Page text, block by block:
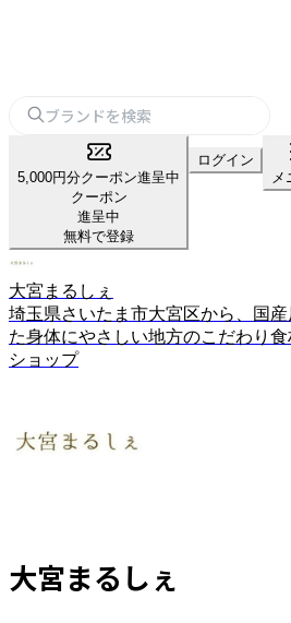
5,000円分クーポン進呈中
クーポン
進呈中
無料で登録
ログイン
メ
大宮まるしぇ
埼玉県さいたま市大宮区から、国
た身体にやさしい地方のこだわり
ショップ
大宮まるしぇ